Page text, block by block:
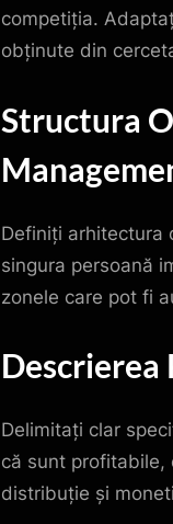
competiția.
obținute din
Structura
Definiți arhitectura
singura persoană
zonele care pot fi
Delimitați clar
că sunt profitabile,
distribuție și